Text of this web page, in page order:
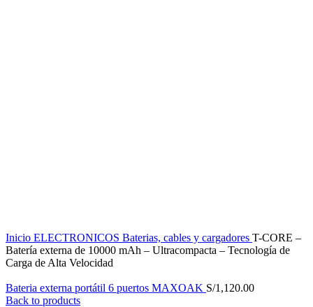
Inicio ELECTRONICOS Baterias, cables y cargadores T-CORE –
Batería externa de 10000 mAh – Ultracompacta – Tecnología de
Carga de Alta Velocidad
Bateria externa portátil 6 puertos MAXOAK S/1,120.00
Back to products